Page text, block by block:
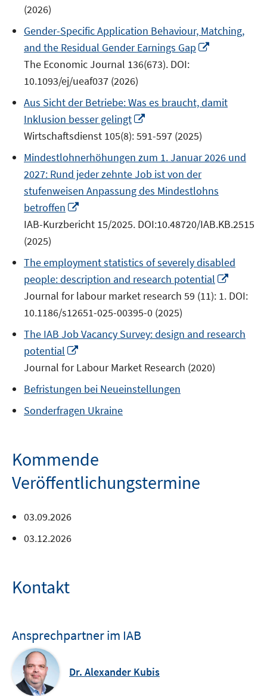
(2026)
Gender-Specific Application Behaviour, Matching,
and the Residual Gender Earnings Gap
The Economic Journal 136(673). DOI:
10.1093/ej/ueaf037 (2026)
Aus Sicht der Betriebe: Was es braucht, damit
Inklusion besser gelingt
neuem
Fenster
öffnen
Wirtschaftsdienst 105(8): 591-597 (2025)
Mindestlohnerhöhungen zum 1. Januar 2026 und
2027: Rund jeder zehnte Job ist von der
stufenweisen Anpassung des Mindestlohns
betroffen
neuem
Fenster
IAB-Kurzbericht 15/2025. DOI:10.48720/IAB.KB.2515
(2025)
The employment statistics of severely disabled
people: description and research potential
neuem
Journal for labour market research 59 (11): 1. DOI:
10.1186/s12651-025-00395-0 (2025)
The IAB Job Vacancy Survey: design and research
potential
neuem
öffnen
Journal for Labour Market Research (2020)
Befristungen bei Neueinstellungen
Sonderfragen Ukraine
Kommende
Veröffentlichungstermine
03.09.2026
03.12.2026
Kontakt
Ansprechpartner im IAB
Dr. Alexander Kubis